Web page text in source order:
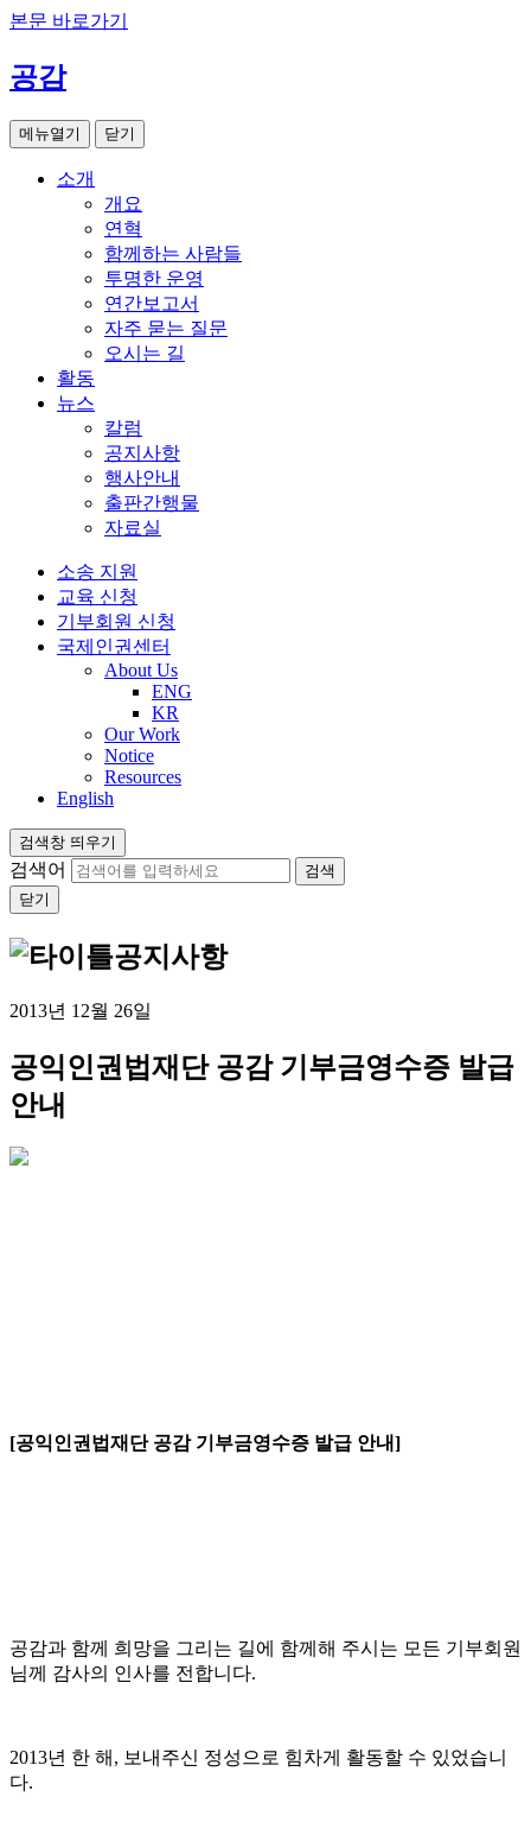
본문 바로가기
공감
메뉴열기 닫기
소개
개요
연혁
함께하는 사람들
투명한 운영
연간보고서
자주 묻는 질문
오시는 길
활동
뉴스
칼럼
공지사항
행사안내
출판간행물
자료실
소송 지원
교육 신청
기부회원 신청
국제인권센터
About Us
ENG
KR
Our Work
Notice
Resources
English
검색창 띄우기
검색어
닫기
공지사항
2013년 12월 26일
공익인권법재단 공감 기부금영수증 발급
안내
[공익인권법재단 공감 기부금영수증 발급 안내]
공감과 함께 희망을 그리는 길에 함께해 주시는 모든 기부회원
님께 감사의 인사를 전합니다.
2013년 한 해, 보내주신 정성으로 힘차게 활동할 수 있었습니
다.